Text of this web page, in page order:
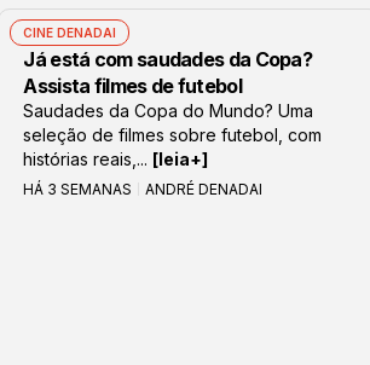
CINE DENADAI
Já está com saudades da Copa?
Assista filmes de futebol
Saudades da Copa do Mundo? Uma
seleção de filmes sobre futebol, com
histórias reais,... [leia+]
HÁ 3 SEMANAS ANDRÉ DENADAI